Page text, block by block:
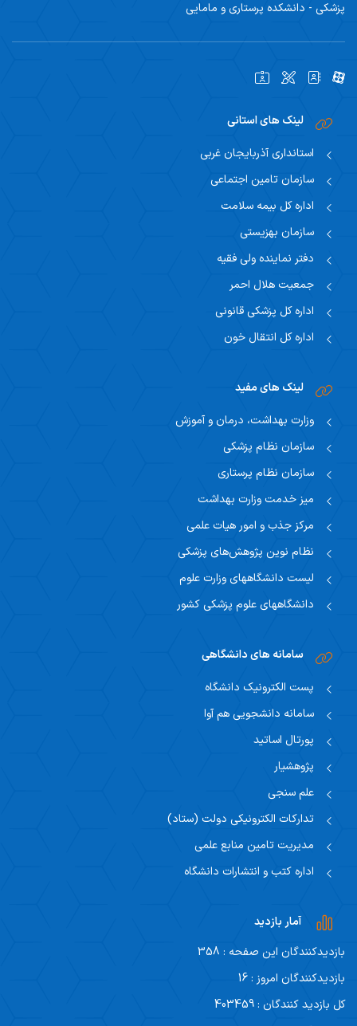
پزشکی - دانشکده پرستاری و مامایی
لینک های استانی
استانداری آذربایجان غربی
سازمان تامین اجتماعی
اداره کل بیمه سلامت
سازمان بهزیستی
دفتر نماینده ولی فقیه
جمعیت هلال احمر
اداره کل پزشکی قانونی
اداره کل انتقال خون
لینک های مفید
وزارت بهداشت، درمان و آموزش
سازمان نظام پزشکی
سازمان نظام پرستاری
میز خدمت وزارت بهداشت
مرکز جذب و امور هیات علمی
نظام نوین پژوهش‌های پزشکی
لیست دانشگاههای وزارت علوم
دانشگاههای علوم پزشکی کشور
سامانه های دانشگاهی
پست الکترونیک دانشگاه
سامانه دانشجویی هم آوا
پورتال اساتید
پژوهشیار
علم سنجی
تدارکات الکترونیکی دولت (ستاد)
مدیریت تامین منابع علمی
اداره کتب و انتشارات دانشگاه
آمار بازدید
بازدیدکنندگان این صفحه : 358
بازدیدکنندگان امروز : 16
کل بازدید کنندگان : 403459